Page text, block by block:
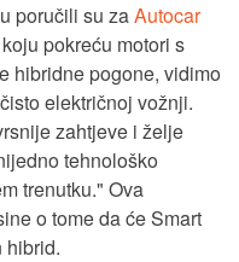
poručili su zaAutocar
pokreću motori s
hibridne pogone, vidimo
električnoj vožnji.
zahtjeve i želje
tehnološko
trenutku." Ova
o tome da će Smart
hibrid.